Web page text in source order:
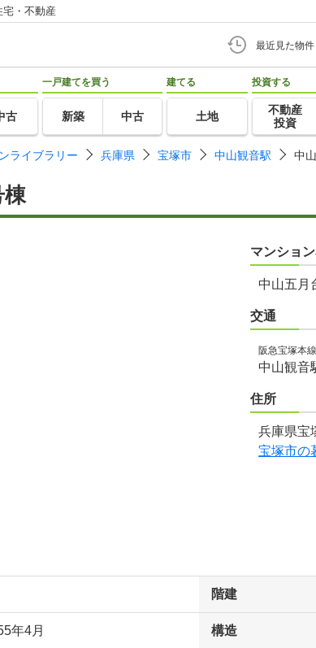
宅・不動産
最近見た物件
古
一戸建てを買う
新築 中古
建てる
土地
投資する
不動産
投資
ライブラリー 兵庫県 宝塚市 中山観音駅 中
棟
マンショ
中山五月
交通
阪急宝塚本線
中山観音
住所
兵庫県宝
宝塚市の
階建
年4月 構造